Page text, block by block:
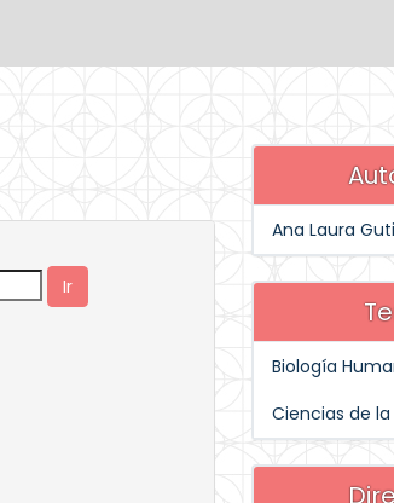
Ana Laura
Biología
Ciencias de la